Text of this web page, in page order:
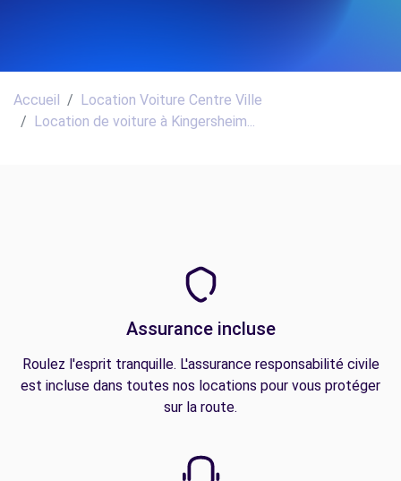
Accueil
Location Voiture Centre Ville
Location de voiture à Kingersheim...
Assurance incluse
Roulez l'esprit tranquille. L'assurance responsabilité civile
est incluse dans toutes nos locations pour vous protéger
sur la route.